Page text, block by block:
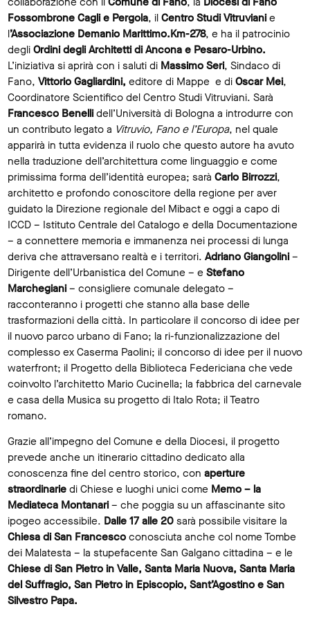
Fossombrone Cagli e Pergola, il Centro Studi Vitruvianie
l’Associazione Demanio Marittimo.Km-278, e ha il patrocinio
degli Ordini degli Architetti di Ancona e Pesaro-Urbino.
L’iniziativa si aprirà con i saluti di Massimo Seri, Sindaco di
Fano, Vittorio Gagliardini, editore di Mappe e di Oscar Mei,
Coordinatore Scientifico del Centro Studi Vitruviani. Sarà
Francesco Benellidell’Università di Bologna a introdurre con
un contributo legato a Vitruvio, Fano e l’Europa, nel quale
apparirà in tutta evidenza il ruolo che questo autore ha avuto
nella traduzione dell’architettura come linguaggio e come
primissima forma dell’identità europea; sarà Carlo Birrozzi,
architetto e profondo conoscitore della regione per aver
guidato la Direzione regionale del Mibact e oggi a capo di
ICCD – Istituto Centrale del Catalogo e della Documentazione
– a connettere memoria e immanenza nei processi di lunga
deriva che attraversano realtà e i territori. Adriano Giangolini–
Dirigente dell’Urbanistica del Comune – e Stefano
Marchegiani– consigliere comunale delegato –
racconteranno i progetti che stanno alla base delle
trasformazioni della città. In particolare il concorso di idee per
il nuovo parco urbano di Fano; la ri-funzionalizzazione del
complesso ex Caserma Paolini; il concorso di idee per il nuovo
waterfront; il Progetto della Biblioteca Federiciana che vede
coinvolto l’architetto Mario Cucinella; la fabbrica del carnevale
e casa della Musica su progetto di Italo Rota; il Teatro
romano.
Grazie all’impegno del Comune e della Diocesi, il progetto
prevede anche un itinerario cittadino dedicato alla
conoscenza fine del centro storico, con aperture
straordinariedi Chiese e luoghi unici come Memo – la
Mediateca Montanari– che poggia su un affascinante sito
ipogeo accessibile. Dalle 17 alle 20sarà possibile visitare la
Chiesa di San Francescoconosciuta anche col nome Tombe
dei Malatesta – la stupefacente San Galgano cittadina – e le
Chiese di San Pietro in Valle, Santa Maria Nuova, Santa Maria
del Suffragio, San Pietro in Episcopio, Sant’Agostino e San
Silvestro Papa.